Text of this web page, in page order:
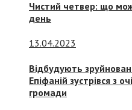
Чистий четвер: що
день
13.04.2023
Відбудують
Епіфаній зустрівся з
громади